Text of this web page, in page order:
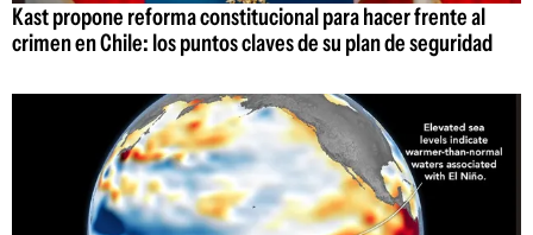
Kast propone reforma constitucional para hacer frente al
crimen en Chile: los puntos claves de su plan de seguridad